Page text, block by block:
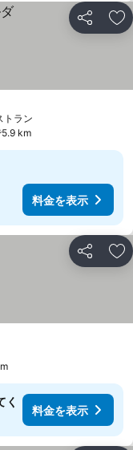
シェア お
トラン
km
料金を表示
シェア お
く
料金を表示